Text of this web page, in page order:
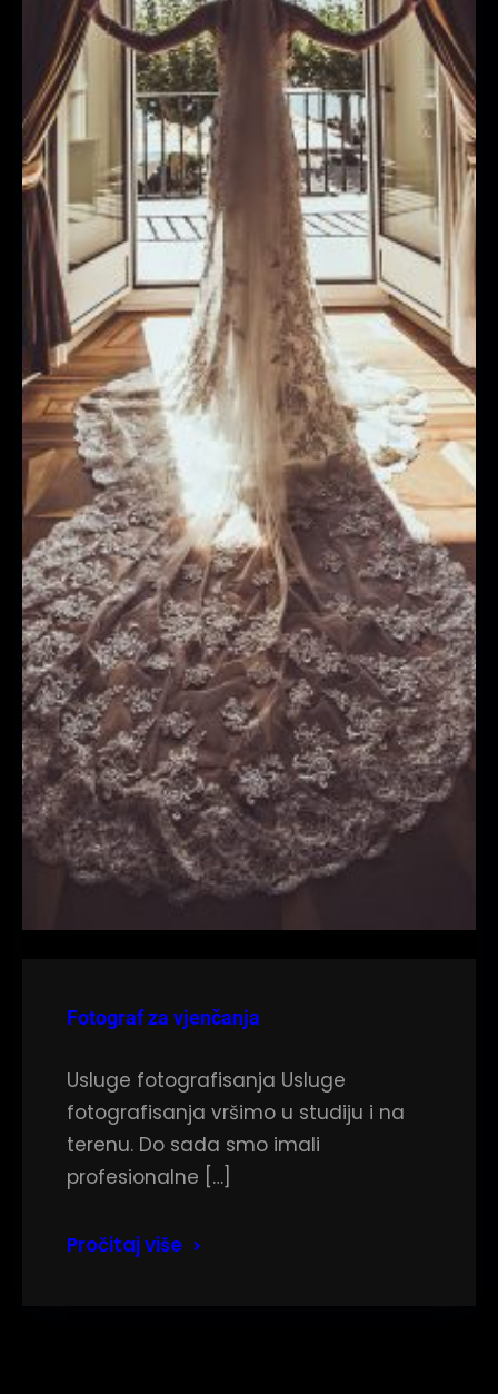
Fotograf za vjenčanja
Usluge fotografisanja Usluge
fotografisanja vršimo u studiju i na
terenu. Do sada smo imali
profesionalne […]
Pročitaj više